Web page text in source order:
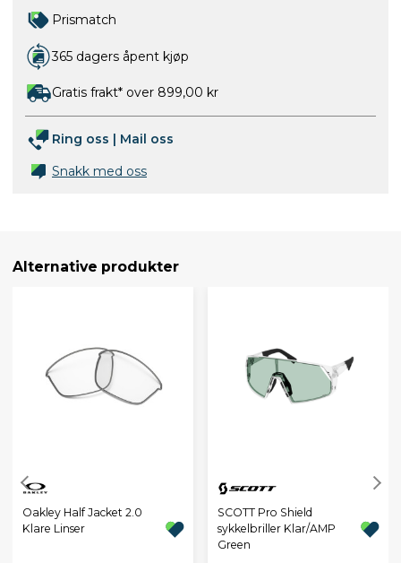
Prismatch
365 dagers åpent kjøp
Gratis frakt* over 899,00 kr
Ring oss | Mail oss
Snakk med oss
Alternative produkter
Oakley Half Jacket 2.0
Klare Linser
SCOTT Pro Shield
sykkelbriller Klar/AMP
Green